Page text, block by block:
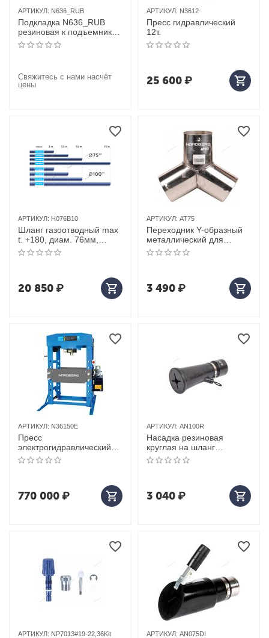
АРТИКУЛ: N636_RUB
Подкладка N636_RUB
резиновая к подъемнику
мобильному МИНИ N636-
2,5
Свяжитесь с нами насчёт
цены
АРТИКУЛ: N3612
Пресс гидравлический
12т.
25 600₽
АРТИКУЛ: H076B10
Шланг газоотводный max
t. +180, диам. 76мм,
длина 10м (синий)
20 850₽
АРТИКУЛ: AT75
Переходник Y-образный
металлический для
шланга D=75мм
3 490₽
АРТИКУЛ: N36150E
Пресс
электрогидравлический
150т (без опорных
блоков)
770 000₽
АРТИКУЛ: AN100R
Насадка резиновая
круглая на шланг
D=100мм
3 040₽
АРТИКУЛ: NP7013#19-22,36Kit АРТИКУЛ: AN075DI